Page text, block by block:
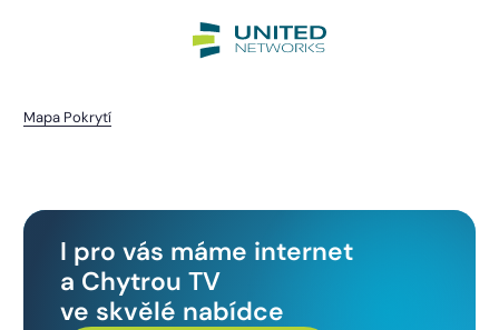
Mapa Pokrytí
I pro vás máme internet
a Chytrou TV
ve skvělé nabídce